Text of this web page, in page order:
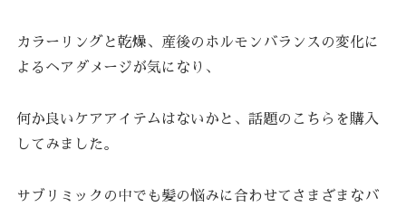
カラーリングと乾燥、産後のホルモンバランスの変化に
よるヘアダメージが気になり、
何か良いケアアイテムはないかと、話題のこちらを購入
してみました。
サブリミックの中でも髪の悩みに合わせてさまざまなバ